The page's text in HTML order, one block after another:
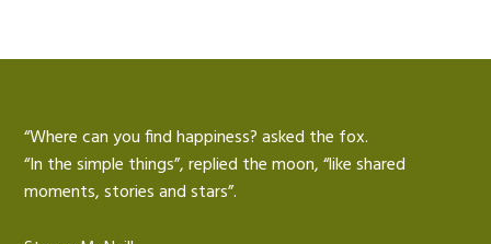
“Where can you find happiness? asked the fox.
“In the simple things”, replied the moon, “like shared
moments, stories and stars”.